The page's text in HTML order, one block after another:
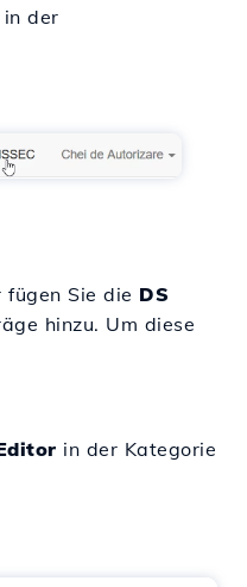
in der
fügen Sie die DS
hinzu. Um diese
in der Kategorie